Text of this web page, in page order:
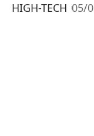
HIGH-TECH 05/